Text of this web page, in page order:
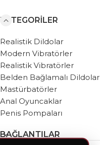
KATEGORILER
Realistik Dildolar
Modern Vibratörler
Realistik Vibratörler
Belden Bağlamalı Dildolar
Mastürbatörler
Anal Oyuncaklar
Penis Pompaları
BAĞLANTILAR